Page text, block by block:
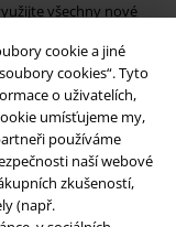
cookie a jiné
cookies“. Tyto
o uživatelích,
umísťujeme my,
používáme
naší webové
zkušeností,
(např.
všechny nové